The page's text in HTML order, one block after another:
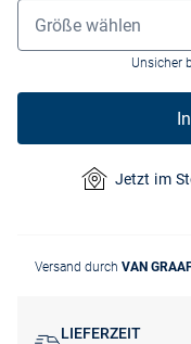
Grössenauswahl
Größe wählen
Unsicher
Jetzt im
Versand durch VAN
LIEFERZEIT